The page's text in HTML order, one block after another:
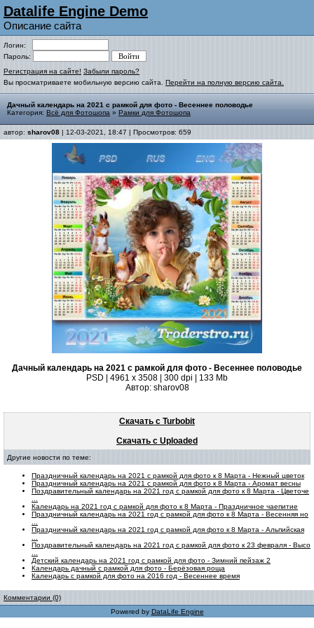
Datalife Engine Demo
Описание сайта
Логин:
Пароль:
Регистрация на сайте! Забыли пароль?
Вы просматриваете мобильную версию сайта. Перейти на полную версию сайта.
Дачный календарь на 2021 с рамкой для фото - Весеннее половодье
Категория: Всё для Фотошопа » Рамки для Фотошопа
автор: sharov08 | 12-03-2021, 18:47 | Просмотров: 659
Дачный календарь на 2021 с рамкой для фото - Весеннее половодье
PSD | 4961 х 3508 | 300 dpi | 133 Mb
Автор: sharov08
Скачать с Turbobit
Скачать с Uploaded
Другие новости по теме:
Праздничный календарь на 2021 с рамкой для фото к 8 Марта - Нежный цветок
Праздничный календарь на 2021 с рамкой для фото к 8 Марта - Аромат весны
Поздравительный календарь на 2021 год с рамкой для фото к 8 Марта - Цветоче
Календарь на 2021 год с рамкой для фото к 8 Марта - Праздничное чаепитие
Праздничный календарь на 2021 год с рамкой для фото к 8 Марта - Весенняя но
Праздничный календарь на 2021 год с рамкой для фото к 8 Марта - Альпийская
Поздравительный календарь на 2021 год с рамкой для фото к 23 февраля - Высо
Детский календарь на 2021 год с рамкой для фото - Зимний пейзаж 2
Календарь дачный с рамкой для фото - Берёзовая роща
Календарь с рамкой для фото на 2016 год - Весеннее время
Комментарии (0)
Powered by DataLife Engine